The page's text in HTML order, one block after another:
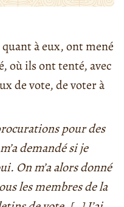
quant à eux, ont mené
où ils ont tenté, avec
de vote, de voter à
pour des
demandé si je
On m’a alors donné
les membres de la